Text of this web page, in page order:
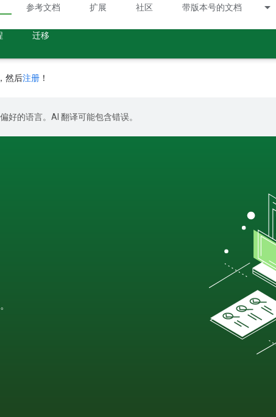
参考文档 扩展 社区 带版本号的文档
迁移
，然后注册 ！
好的语言。AI 翻译可能包含错误。